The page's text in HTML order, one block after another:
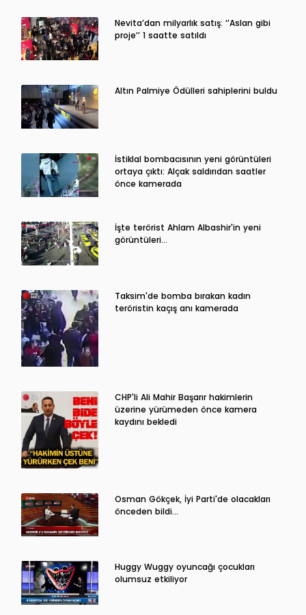
Nevita’dan milyarlık satış: ‘’Aslan gibi
proje’’ 1 saatte satıldı
Altın Palmiye Ödülleri sahiplerini buldu
İstiklal bombacısının yeni görüntüleri
ortaya çıktı: Alçak saldırıdan saatler
önce kamerada
İşte terörist Ahlam Albashir'in yeni
görüntüleri…
Taksim'de bomba bırakan kadın
teröristin kaçış anı kamerada
CHP'li Ali Mahir Başarır hakimlerin
üzerine yürümeden önce kamera
kaydını bekledi
Osman Gökçek, İyi Parti'de olacakları
önceden bildi...
Huggy Wuggy oyuncağı çocukları
olumsuz etkiliyor